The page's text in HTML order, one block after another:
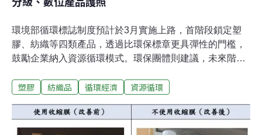
環境部循環標誌制度預計於3月實施上路，首階段鎖定塑
膠、紡織等四類產品，透過比環保標章更具彈性的門檻，
鼓勵企業納入資源循環模式。環保團體則建議，未來階段
誌首波開放四類產品申請 不需經第三方驗證市面上採用循
導入循環包裝，也不乏有寶特瓶回收製成衣料等。環境部
資源循環署於11日舉辦「循環產品及循環服務推動作業要
塑膠 紡織品 循環經濟 資源循環